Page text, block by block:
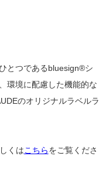
とつであるbluesign®シ
環境に配慮した機能的な
のオリジナルラベルラ
くはこちらをご覧くださ